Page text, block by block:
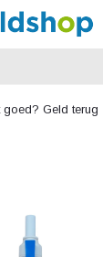
goed? Geld terug